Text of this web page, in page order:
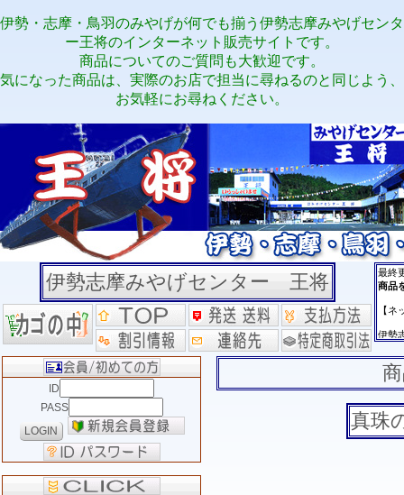
伊勢・志摩・鳥羽のみやげが何でも揃う伊勢志摩みやげセンタ
ー王将のインターネット販売サイトです。
商品についてのご質問も大歓迎です。
気になった商品は、実際のお店で担当に尋ねるのと同じよう、
お気軽にお尋ねください。
伊勢志摩みやげセンター 王将
ID
PASS
真珠